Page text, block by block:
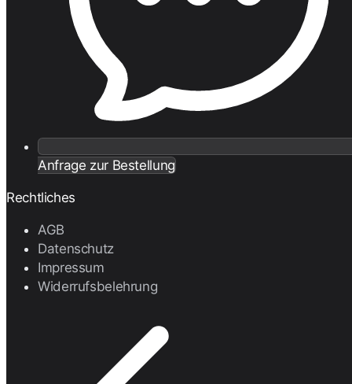
Anfrage zur Bestellung
Rechtliches
AGB
Datenschutz
Impressum
Widerrufsbelehrung